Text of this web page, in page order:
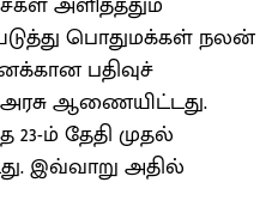
பொதுமக்கள் நலன்
பதிவுச்
ஆணையிட்டது.
ம் தேதி முதல்
இவ்வாறு அதில்